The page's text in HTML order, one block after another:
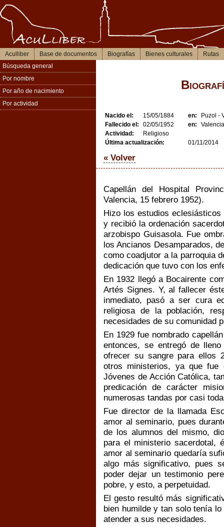
Aculliber Base de documentos Biografías Bienes culturales
Rutas
Búsqueda general
Por nombre
Por año de nacimiento
Por actividad
Nacido el: 15/05/1884 en:
Puzol -
Fallecido el:
02/05/1952 en:
Valencia
Actividad:
Religioso
Última actualización:
01/11/2014
« Volver
Capellán del Hospital
Valencia, 15 febrero 1952).
Hizo los estudios
y recibió la ordenación
arzobispo Guisasola. Fue
los Ancianos Desamparados,
como coadjutor a la parroquia
dedicación que tuvo con los
En 1932 llegó a Bocairente
Artés Signes. Y, al fallecer
inmediato, pasó a ser cura
religiosa de la población,
necesidades de su comunidad
En 1929 fue nombrado
entonces, se entregó de
ofrecer su sangre para ellos
otros ministerios, ya que fue
Jóvenes de Acción Católica,
predicación de carácter
numerosas tandas por casi
Fue director de la llamada
amor al seminario, pues
de los alumnos del mismo,
para el ministerio sacerdotal,
amor al seminario quedaría
algo más significativo, pues
poder dejar un testimonio
pobre, y esto, a perpetuidad.
El gesto resultó más
bien humilde y tan solo tenía
atender a sus necesidades.